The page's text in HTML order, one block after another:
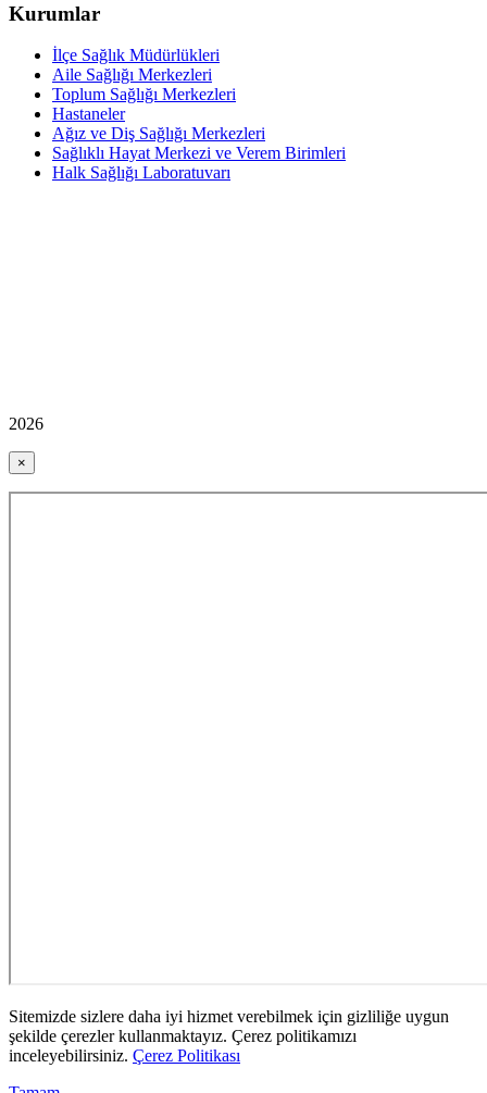
Kurumlar
İlçe Sağlık Müdürlükleri
Aile Sağlığı Merkezleri
Toplum Sağlığı Merkezleri
Hastaneler
Ağız ve Diş Sağlığı Merkezleri
Sağlıklı Hayat Merkezi ve Verem Birimleri
Halk Sağlığı Laboratuvarı
2026
×
Sitemizde sizlere daha iyi hizmet verebilmek için gizliliğe uygun
şekilde çerezler kullanmaktayız. Çerez politikamızı
inceleyebilirsiniz. Çerez Politikası